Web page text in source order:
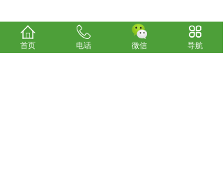
上一篇：
准备备考公共营养师的看过来
下一篇：
"家庭指导师：引领家庭和谐，创造美好生活......
首页 电话 微信 导航